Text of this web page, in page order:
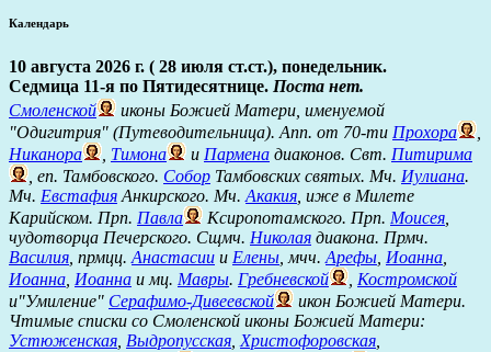
Календарь
10 августа 2026 г. ( 28 июля ст.ст.), понедельник.
Седмица 11-я по Пятидесятнице. Поста нет.
Смоленской
иконы Божией Матери, именуемой
"Одигитрия" (Путеводительница). Апп. от 70-ти Прохора
,
Никанора
, Тимона и Пармена диаконов. Свт. Питирима
, еп. Тамбовского. Собор Тамбовских святых. Мч. Иулиана.
Мч. ЕвстафияАнкирского. Мч.Акакия, иже в Милете
Карийском. Прп. Павла Ксиропотамского. Прп. Моисея,
чудотворца Печерского. Сщмч. Николая диакона. Прмч.
Василия, прмцц.Анастасии и Елены, мчч.Арефы, Иоанна,
Иоанна, Иоанна и мц. Мавры. Гребневской , Костромской
и"Умиление" Серафимо-Дивеевской
икон Божией Матери.
Чтимые списки со Смоленской иконы Божией Матери:
Устюженская, Выдропусская,Христофоровская,